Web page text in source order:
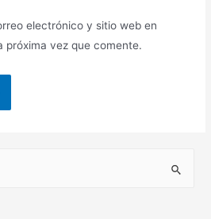
electrónico y sitio web en
próxima vez que comente.